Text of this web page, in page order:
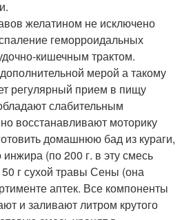
желатином не исключено
геморроидальных
кишечным трактом.
мерой а такому
регулярный прием в пищу
слабительным
восстанавливают моторику
домашнюю бад из кураги,
(по 200 г. в эту смесь
г сухой травы Сены (она
аптек. Все компоненты
и заливают литром крутого